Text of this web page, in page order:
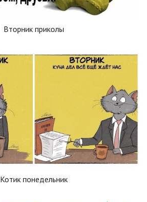
Вторник приколы
Котик понедельник